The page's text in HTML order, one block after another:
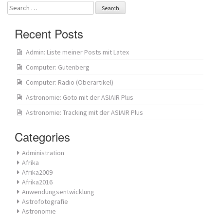
Search
for:
Recent Posts
Admin: Liste meiner Posts mit Latex
Computer: Gutenberg
Computer: Radio (Oberartikel)
Astronomie: Goto mit der ASIAIR Plus
Astronomie: Tracking mit der ASIAIR Plus
Categories
Administration
Afrika
Afrika2009
Afrika2016
Anwendungsentwicklung
Astrofotografie
Astronomie